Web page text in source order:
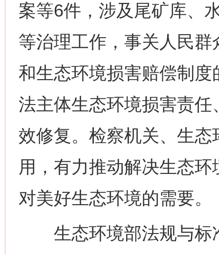
案等6件，涉及尾矿库、
等治理工作，事关人民
和生态环境损害赔偿制
法主体生态环境损害责
效修复。检察机关、生
用，有力推动解决生态
对美好生态环境的需要。
生态环境部法规与标